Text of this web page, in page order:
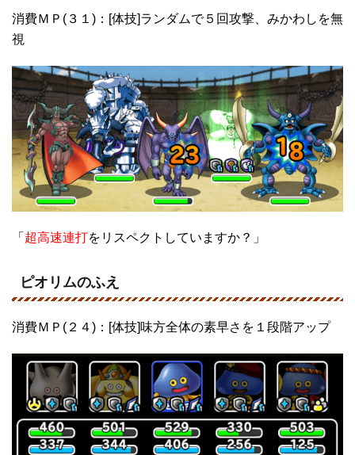
消費ＭＰ(３１)：[体技]ランダムで５回攻撃、みかわしを無
視
「 超高速連打をリスペクトしていますか？」
ピオリムのふえ
消費ＭＰ(２４)：[体技]味方全体の素早さを１段階アップ